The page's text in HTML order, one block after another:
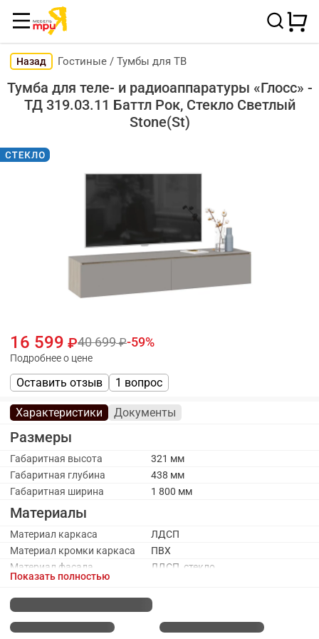
Назад Гостиные / Тумбы для ТВ
Тумба для теле- и радиоаппаратуры «Глосс» -
ТД 319.03.11 Баттл Рок, Стекло Светлый
Stone(St)
16 599 40 699 59
Подробнее о цене
Оставить отзыв 1 вопрос
Характеристики Документы
Размеры
Габаритная высота
321 мм
Габаритная глубина
438 мм
Габаритная ширина
1 800 мм
Материалы
Материал каркаса
ЛДСП
Материал кромки каркаса
ПВХ
Материал фасада
ЛДСП, стекло
Стекло
Каркас
Количество ящиков
Показать полностью